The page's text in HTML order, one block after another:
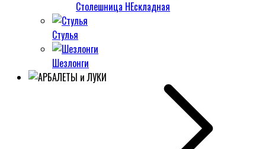
Столешница НЕскладная
Стулья
Шезлонги